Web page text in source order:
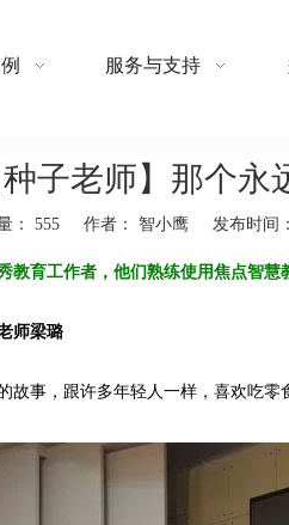
服务与支持
种子老师】那个永
： 555作者： 智小鹰 发布时间
教育工作者，他们熟练使用焦点智
师梁璐
故事，跟许多年轻人一样，喜欢吃